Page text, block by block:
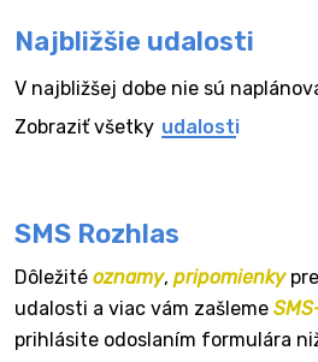
Najbližšie udalosti
V najbližšej dobe nie sú
Zobraziť všetky udalosti
SMS Rozhlas
Dôležité oznamy, pripomienky
udalosti a viac vám zašleme
prihlásite odoslaním formulára